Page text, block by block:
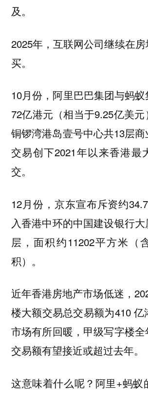
及。
2025年，互联网公司继续在
买。
10月份，阿里巴巴集团与蚂
72亿港元（相当于9.25亿美
铜锣湾港岛壹号中心共13层
交易创下2021年以来香港最
交。
12月份，京东宣布斥资约
入香港中环的中国建设银行
层，面积约11202平方米（
积）。
近年香港房地产市场低迷，
楼大额交易总交易额为410 亿
市场有所回暖，甲级写字楼
交易额有望接近或超过去年。
这意味着什么呢？阿里+蚂蚁